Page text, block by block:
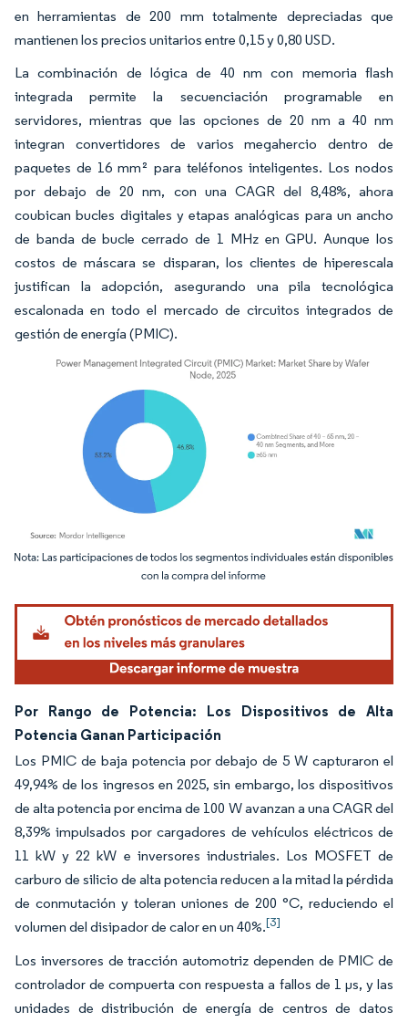
en herramientas de 200 mm totalmente depreciadas que
mantienen los precios unitarios entre 0,15 y 0,80 USD.
La combinación de lógica de 40 nm con memoria flash
integrada permite la secuenciación programable en
servidores, mientras que las opciones de 20 nm a 40 nm
integran convertidores de varios megahercio dentro de
paquetes de 16 mm² para teléfonos inteligentes. Los nodos
por debajo de 20 nm, con una CAGR del 8,48%, ahora
coubican bucles digitales y etapas analógicas para un ancho
de banda de bucle cerrado de 1 MHz en GPU. Aunque los
costos de máscara se disparan, los clientes de hiperescala
justifican la adopción, asegurando una pila tecnológica
escalonada en todo el mercado de circuitos integrados de
gestión de energía (PMIC).
Imagen © Mordor Intelligence. El uso requiere atribución según CC BY 4.0.
Por Rango de Potencia: Los Dispositivos de Alta
Potencia Ganan Participación
Los PMIC de baja potencia por debajo de 5 W capturaron el
49,94% de los ingresos en 2025, sin embargo, los dispositivos
de alta potencia por encima de 100 W avanzan a una CAGR del
8,39% impulsados por cargadores de vehículos eléctricos de
11 kW y 22 kW e inversores industriales. Los MOSFET de
carburo de silicio de alta potencia reducen a la mitad la pérdida
de conmutación y toleran uniones de 200 °C, reduciendo el
volumen del disipador de calor en un 40%.[3]
Los inversores de tracción automotriz dependen de PMIC de
controlador de compuerta con respuesta a fallos de 1 µs, y las
unidades de distribución de energía de centros de datos